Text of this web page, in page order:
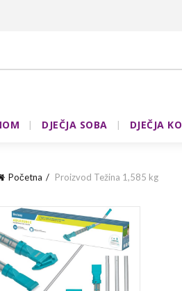
DJEČJA SOBA DJEČJA
Početna Proizvod Težina 1,585 kg